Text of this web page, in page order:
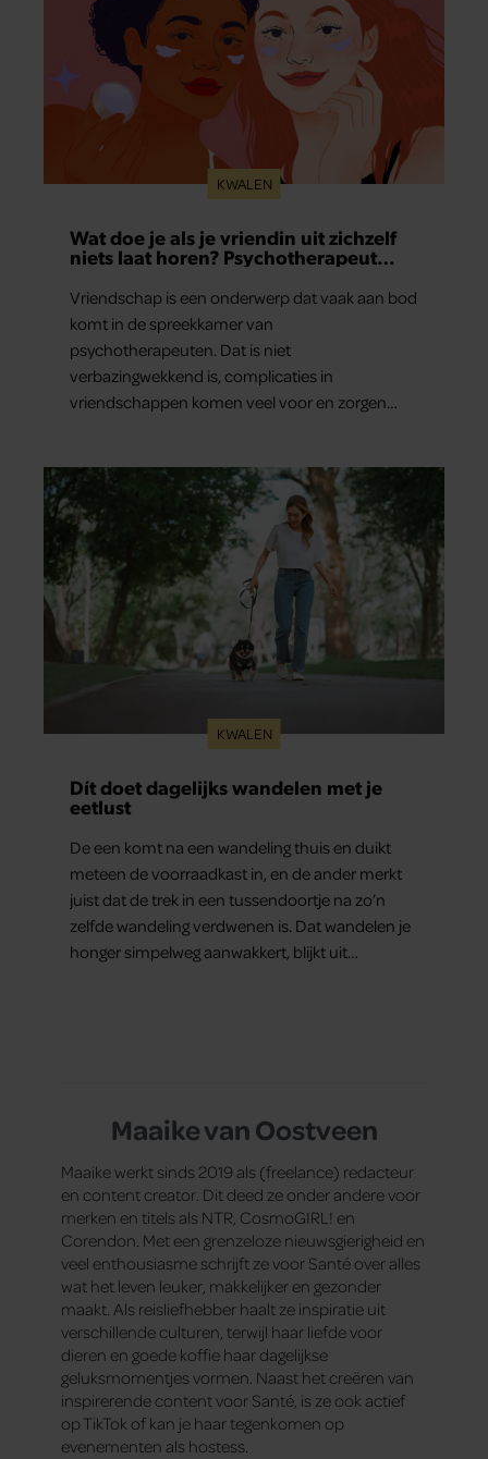
KWALEN
Wat doe je als je vriendin uit zichzelf
niets laat horen? Psychotherapeut
Vriendschap is een onderwerp dat vaak aan bod
komt in de spreekkamer van
psychotherapeuten. Dat is niet
verbazingwekkend is, complicaties in
vriendschappen komen veel voor en zorgen
KWALEN
Dít doet dagelijks wandelen met je
eetlust
De een komt na een wandeling thuis en duikt
meteen de voorraadkast in, en de ander merkt
juist dat de trek in een tussendoortje na zo’n
zelfde wandeling verdwenen is. Dat wandelen je
honger simpelweg aanwakkert, blijkt uit
Maaike van Oostveen
Maaike werkt sinds 2019 als (freelance) redacteur
en content creator. Dit deed ze onder andere voor
merken en titels als NTR, CosmoGIRL! en
Corendon. Met een grenzeloze nieuwsgierigheid en
veel enthousiasme schrijft ze voor Santé over alles
wat het leven leuker, makkelijker en gezonder
maakt. Als reisliefhebber haalt ze inspiratie uit
verschillende culturen, terwijl haar liefde voor
dieren en goede koffie haar dagelijkse
geluksmomentjes vormen. Naast het creëren van
inspirerende content voor Santé, is ze ook actief
op TikTok of kan je haar tegenkomen op
evenementen als hostess.